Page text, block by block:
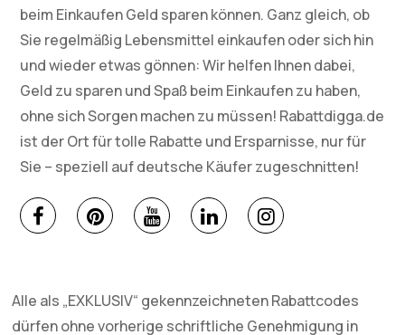
beim Einkaufen Geld sparen können. Ganz gleich, ob
Sie regelmäßig Lebensmittel einkaufen oder sich hin
und wieder etwas gönnen: Wir helfen Ihnen dabei,
Geld zu sparen und Spaß beim Einkaufen zu haben,
ohne sich Sorgen machen zu müssen! Rabattdigga.de
ist der Ort für tolle Rabatte und Ersparnisse, nur für
Sie – speziell auf deutsche Käufer zugeschnitten!
Alle als „EXKLUSIV“ gekennzeichneten Rabattcodes
dürfen ohne vorherige schriftliche Genehmigung in